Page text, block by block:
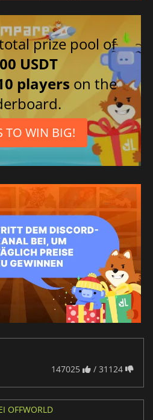
prize pool of
USDT
players on the
TO WIN BIG!
147025 / 31124
OFFWORLD